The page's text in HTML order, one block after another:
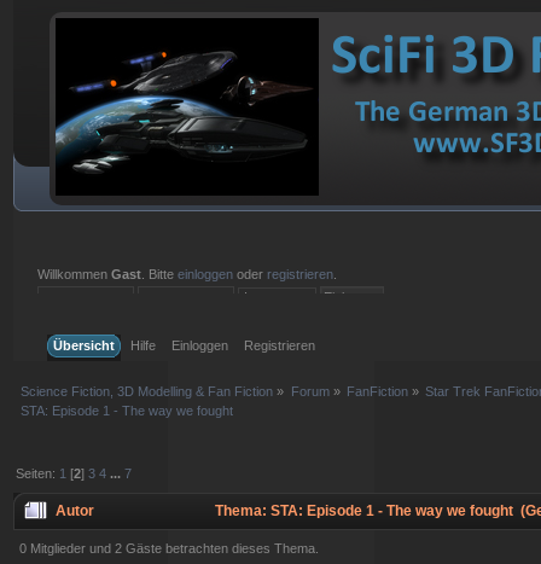
WillkommenGast . Bitteeinloggen oder registrieren
Übersicht
Hilfe Einloggen Registrieren
Science Fiction, 3D Modelling & Fan Fiction » Forum» FanFiction » Star Trek
STA: Episode 1 - The way we fought
Seiten: 1 [2]3 4 ...7
Autor Thema: STA: Episode 1 - The way we fought
0 Mitglieder und 2 Gäste betrachten dieses Thema.